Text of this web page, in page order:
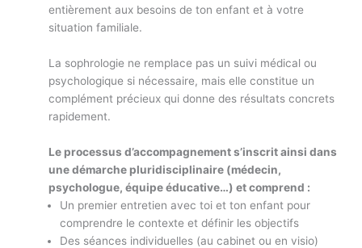
entièrement aux besoins de ton enfant et à votre
situation familiale.
La sophrologie ne remplace pas un suivi médical ou
psychologique si nécessaire, mais elle constitue un
complément précieux qui donne des résultats concrets
rapidement.
Le processus d’accompagnement s’inscrit ainsi dans
une démarche pluridisciplinaire (médecin,
psychologue, équipe éducative…) et comprend :
Un premier entretien avec toi et ton enfant pour
comprendre le contexte et définir les objectifs
Des séances individuelles (au cabinet ou en visio)